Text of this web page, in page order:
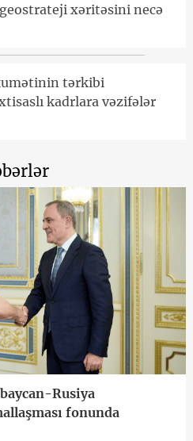
xəritəsini necə
tərkibi
kadrlara vəzifələr
Rusiya
fonunda